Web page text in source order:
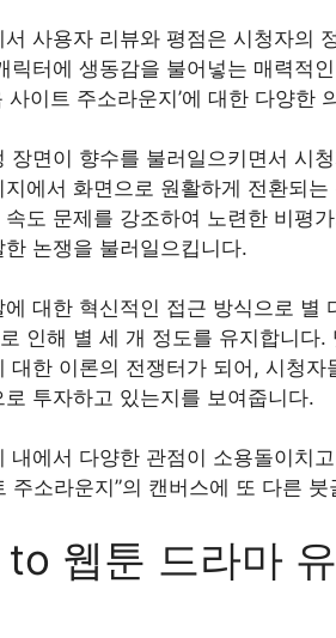
사용자 리뷰와 평점은 시청자의
릭터에 생동감을 불어넣는 매력적
사이트 주소라운지’에 대한 다양한
장면이 향수를 불러일으키면서 시
에서 화면으로 원활하게 전환되
도 문제를 강조하여 노련한 비평
논쟁을 불러일으킵니다.
대한 혁신적인 접근 방식으로 별
인해 별 세 개 정도를 유지합니다
대한 이론의 전쟁터가 되어, 시청
투자하고 있는지를 보여줍니다.
내에서 다양한 관점이 소용돌이치
주소라운지”의 캔버스에 또 다른
웹툰 드라마